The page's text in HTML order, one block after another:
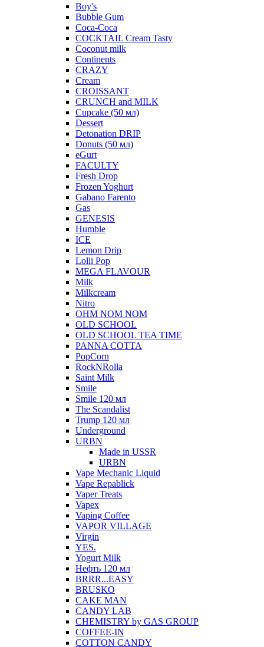
Boy's
Bubble Gum
Coca-Coca
COCKTAIL Cream Tasty
Coconut milk
Continents
CRAZY
Cream
CROISSANT
CRUNCH and MILK
Cupcake (50 мл)
Dessert
Detonation DRIP
Donuts (50 мл)
eGurt
FACULTY
Fresh Drop
Frozen Yoghurt
Gabano Farento
Gas
GENESIS
Humble
ICE
Lemon Drip
Lolli Pop
MEGA FLAVOUR
Milk
Milkcream
Nitro
OHM NOM NOM
OLD SCHOOL
OLD SCHOOL TEA TIME
PANNA COTTA
PopCorn
RockNRolla
Saint Milk
Smile
Smile 120 мл
The Scandalist
Trump 120 мл
Underground
URBN
Made in USSR
URBN
Vape Mechanic Liquid
Vape Repablick
Vaper Treats
Vapex
Vaping Coffee
VAPOR VILLAGE
Virgin
YES.
Yogurt Milk
Нефть 120 мл
BRRR...EASY
BRUSKO
CAKE MAN
CANDY LAB
CHEMISTRY by GAS GROUP
COFFEE-IN
COTTON CANDY